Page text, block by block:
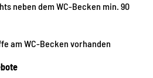
neben dem WC-Becken min. 90
am WC-Becken vorhanden